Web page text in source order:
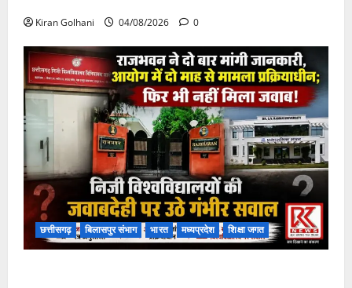
Kiran Golhani 04/08/2026 0
छत्तीसगढ़ बिलासपुर संभाग भारत मध्यप्रदेश शिक्षा जगत